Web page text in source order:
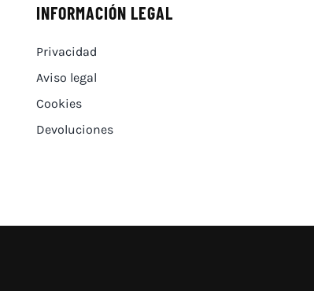
INFORMACIÓN LEGAL
Privacidad
Aviso legal
Cookies
Devoluciones